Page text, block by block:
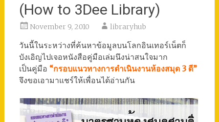
(How to 3Dee Library)
November 9, 2010 libraryhub
วันนี้ในระหว่างที่ค้นหาข้อมูลบนโลกอินเทอร์เน็ตก็
บังเอิญไปเจอหนังสือคู่มือเล่มนึงน่าสนใจมาก
เป็นคู่มือ “กรอบแนวทางการดำเนินงานห้องสมุด 3 ดี”
จึงขอเอามาแชร์ให้เพื่อนได้อ่านกัน